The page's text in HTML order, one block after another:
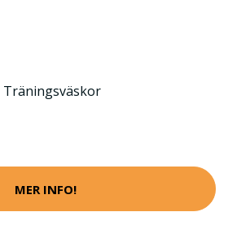
Träningsväskor
MER INFO!